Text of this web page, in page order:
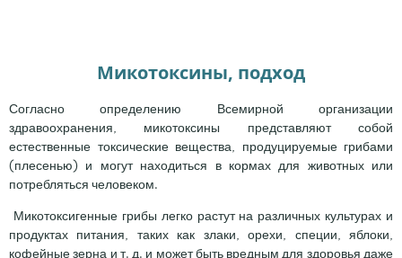
Микотоксины, подход
Согласно определению Всемирной организации
здравоохранения, микотоксины представляют собой
естественные токсические вещества, продуцируемые грибами
(плесенью) и могут находиться в кормах для животных или
потребляться человеком.
Микотоксигенные грибы легко растут на различных культурах и
продуктах питания, таких как злаки, орехи, специи, яблоки,
кофейные зерна и т. д. и может быть вредным для здоровья даже